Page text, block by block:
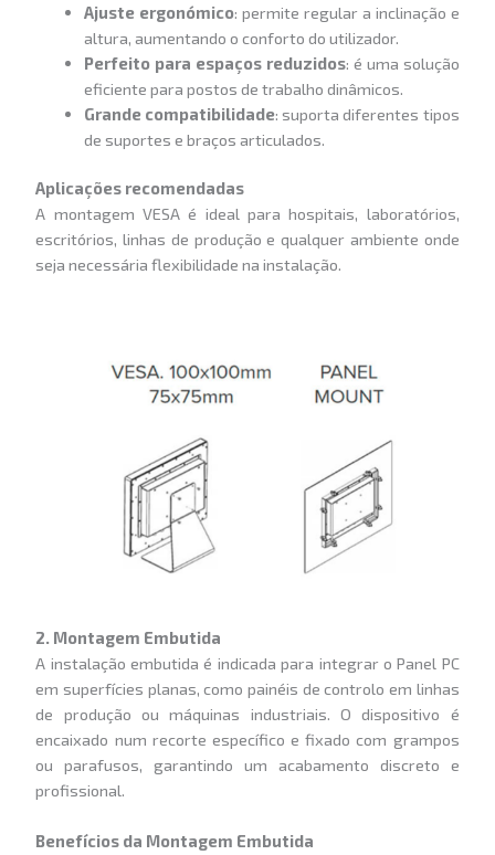
Ajuste ergonómico: permite regular a inclinação e
altura, aumentando o conforto do utilizador.
Perfeito para espaços reduzidos: é uma solução
eficiente para postos de trabalho dinâmicos.
Grande compatibilidade: suporta diferentes tipos
de suportes e braços articulados.
Aplicações recomendadas
A montagem VESA é ideal para hospitais, laboratórios,
escritórios, linhas de produção e qualquer ambiente onde
seja necessária flexibilidade na instalação.
2. Montagem Embutida
A instalação embutida é indicada para integrar o Panel PC
em superfícies planas, como painéis de controlo em linhas
de produção ou máquinas industriais. O dispositivo é
encaixado num recorte específico e fixado com grampos
ou parafusos, garantindo um acabamento discreto e
profissional.
Benefícios da Montagem Embutida